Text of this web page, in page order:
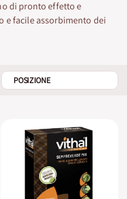
di pronto effetto e
e facile assorbimento dei